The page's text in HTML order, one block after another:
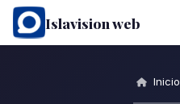
Islavision web
Inicio